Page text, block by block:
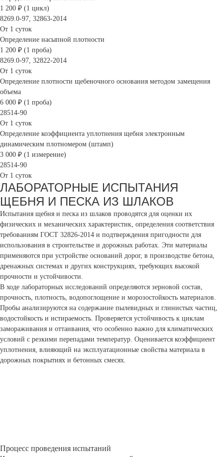
1 200 ₽ (1 цикл)
8269.0-97, 32863-2014
От 1 суток
Определение насыпной плотности
1 200 ₽ (1 проба)
8269.0-97, 32822-2014
От 1 суток
Определение плотности щебеночного основания методом замещения
объема
6 000 ₽ (1 проба)
28514-90
От 1 суток
Определение коэффициента уплотнения щебня электронным
динамическим плотномером (штамп)
3 000 ₽ (1 измерение)
28514-90
От 1 суток
ЛАБОРАТОРНЫЕ ИСПЫТАНИЯ
ЩЕБНЯ И ПЕСКА ИЗ ШЛАКОВ
Испытания щебня и песка из шлаков проводятся для оценки их
физических и механических характеристик, определения соответствия
требованиям ГОСТ 32826-2014 и подтверждения пригодности для
использования в строительстве и дорожных работах. Эти материалы
применяются при устройстве оснований дорог, в производстве бетона,
дренажных системах и других конструкциях, требующих высокой
прочности и устойчивости.
В ходе лабораторных исследований определяются зерновой состав,
прочность, плотность, водопоглощение и морозостойкость материалов.
Пробы анализируются на содержание пылевидных и глинистых частиц,
водостойкость и истираемость. Проверяется устойчивость к циклам
замораживания и оттаивания, что особенно важно для климатических
условий с резкими перепадами температур. Оценивается коэффициент
уплотнения, влияющий на эксплуатационные свойства материала в
дорожных покрытиях и бетонных смесях.
Процесс проведения испытаний